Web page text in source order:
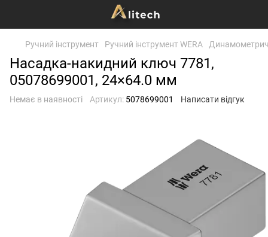
Ручний інструмент Ручний інструмент WERA
Насадка-накидний ключ 7781,
05078699001, 24×64.0 мм
Немає в наявності Артикул: 5078699001 Написати відгук